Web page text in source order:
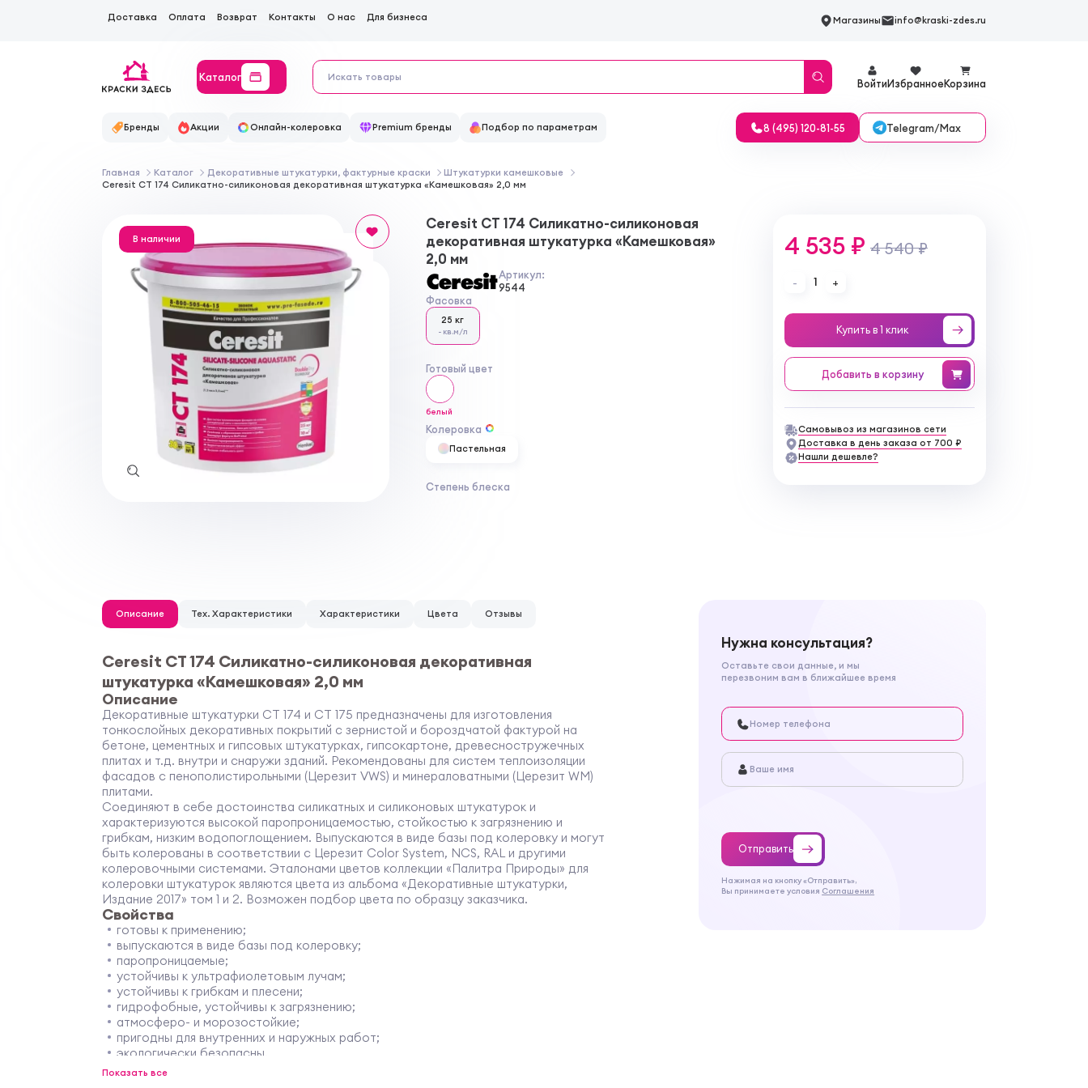
Доставка Оплата Возврат Контакты О нас Для бизнеса Магазины info@kraski-zdes.ru
Каталог
ВойтиИзбранноеКорзина
Бренды Акции Онлайн-колеровка Premium бренды Подбор по параметрам 8 (495) 120-81-55 Telegram/Max
Главная Каталог Декоративные штукатурки, фактурные краски
Штукатурки камешковые
Ceresit CT 174 Силикатно-силиконовая декоративная штукатурка «Камешковая» 2,0 мм
В наличии
Ceresit CT 174 Силикатно-силиконовая
декоративная штукатурка «Камешковая»
2,0 мм
Артикул:
9544
Фасовка
25 кг
- кв.м/л
Готовый цвет
белый
Колеровка
Пастельная
Степень блеска
4 535 ₽ 4 540 ₽
- 1 +
Купить в 1 клик
Добавить в корзину
Самовывоз из магазинов сети
Доставка в день заказа от 700 ₽
Нашли дешевле?
Описание Тех. Характеристики Характеристики Цвета Отзывы
Ceresit CT 174 Силикатно-силиконовая декоративная
штукатурка «Камешковая» 2,0 мм
Описание
Декоративные штукатурки CT 174 и CT 175 предназначены для изготовления
тонкослойных декоративных покрытий с зернистой и бороздчатой фактурой на
бетоне, цементных и гипсовых штукатурках, гипсокартоне, древесностружечных
плитах и т.д. внутри и снаружи зданий. Рекомендованы для систем теплоизоляции
фасадов с пенополистирольными (Церезит VWS) и минераловатными (Церезит WM)
плитами.
Соединяют в себе достоинства силикатных и силиконовых штукатурок и
характеризуются высокой паропроницаемостью, стойкостью к загрязнению и
грибкам, низким водопоглощением. Выпускаются в виде базы под колеровку и могут
быть колерованы в соответствии с Церезит Color System, NCS, RAL и другими
колеровочными системами. Эталонами цветов коллекции «Палитра Природы» для
колеровки штукатурок являются цвета из альбома «Декоративные штукатурки,
Издание 2017» том 1 и 2. Возможен подбор цвета по образцу заказчика.
Свойства
готовы к применению;
выпускаются в виде базы под колеровку;
паропроницаемые;
устойчивы к ультрафиолетовым лучам;
устойчивы к грибкам и плесени;
гидрофобные, устойчивы к загрязнению;
атмосферо- и морозостойкие;
пригодны для внутренних и наружных работ;
экологически безопасны.
Область применения
Показать все
Нужна консультация?
Оставьте свои данные, и мы
перезвоним вам в ближайшее время
Отправить
Нажимая на кнопку «Отправить»,
Вы принимаете условия Соглашения